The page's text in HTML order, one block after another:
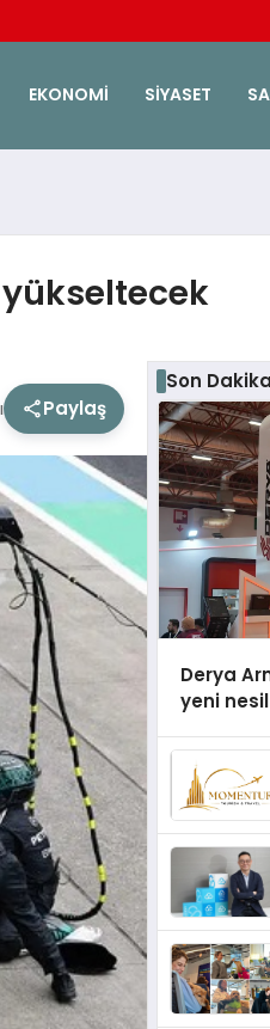
EKONOMI SIYASET
yükseltecek
Paylaş
Son Dakika
Derya
yeni